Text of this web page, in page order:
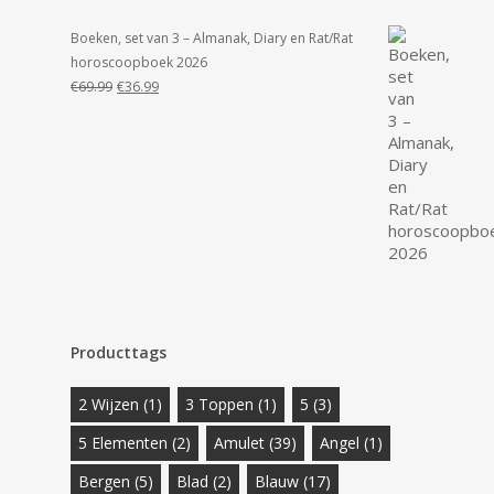
Boeken, set van 3 – Almanak, Diary en Rat/Rat
horoscoopboek 2026
€69.99 Oorspronkelijke
€36.99Huidige
Producttags
2 Wijzen (1) 3 Toppen (1) 5 (3)
5 Elementen (2) Amulet (39) Angel (1)
Bergen (5) Blad (2) Blauw (17)